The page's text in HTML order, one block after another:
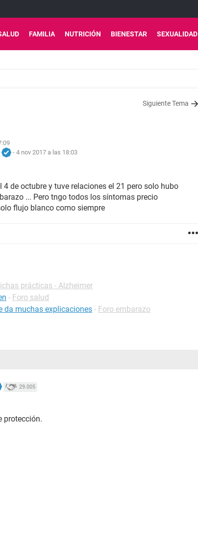
FAMILIA NUTRICIÓN BIENESTAR SEXUALIDAD
Siguiente Tema
- 4 nov 2017 a las 18:03
de octubre y tuve relaciones el 21 pero solo hubo
... Pero tngo todos los síntomas precio
flujo blanco como siempre
prácticas - Alzheimer
- Foro salud
da muchas explicaciones - Foro embarazo
29.005
protección.